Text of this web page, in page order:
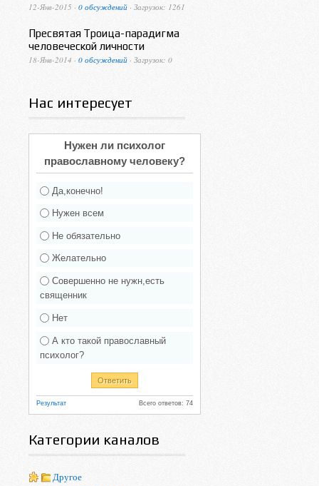
12-Янв-2015 · 0 обсуждений · Загрузок: 1261
Пресвятая Троица-парадигма
человеческой личности
18-Янв-2014 · 0 обсуждений · Загрузок: 0
Нас интересует
Нужен ли психолог
православному человеку?
Да,конечно!
Нужен всем
Не обязательно
Желательно
Совершенно не нужн,есть
священник
Нет
А кто такой православный
психолог?
Результат Всего ответов: 74
Категории каналов
Другое